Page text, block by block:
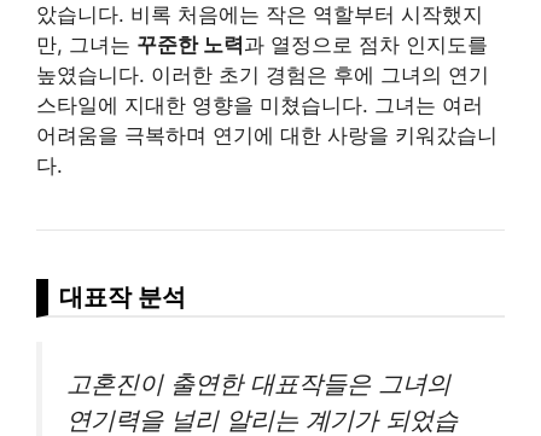
았습니다. 비록 처음에는 작은 역할부터 시작했지
만, 그녀는 꾸준한 노력과 열정으로 점차 인지도를
높였습니다. 이러한 초기 경험은 후에 그녀의 연기
스타일에 지대한 영향을 미쳤습니다. 그녀는 여러
어려움을 극복하며 연기에 대한 사랑을 키워갔습니
다.
대표작 분석
고혼진이 출연한 대표작들은 그녀의
연기력을 널리 알리는 계기가 되었습